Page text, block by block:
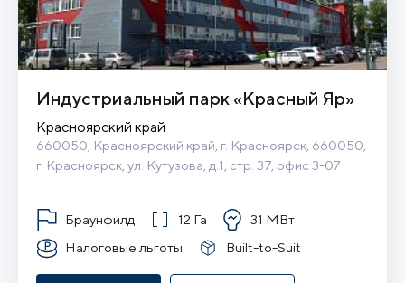
Индустриальный парк «Красный Яр»
Красноярский край
660050, Красноярский край, г. Красноярск, 660050,
г. Красноярск, ул. Кутузова, д.1, стр. 37, офис 3-07
Браунфилд 12 Га
31 МВт
Налоговые льготы
Built-to-Suit